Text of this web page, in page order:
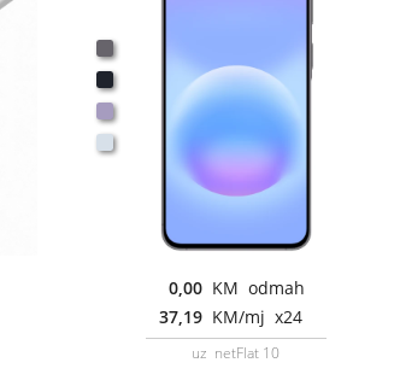
0,00 KM odmah
37,19 KM/mj x24
uz netFlat 10